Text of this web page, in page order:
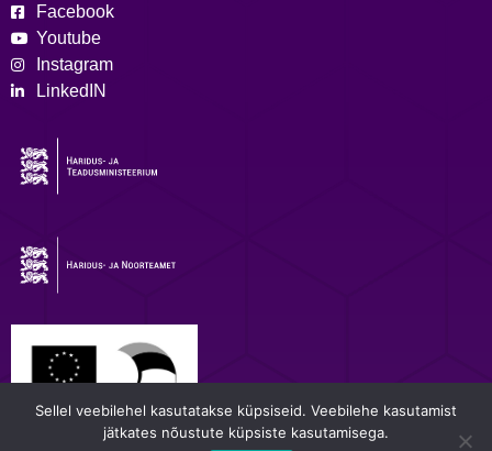
Facebook
Youtube
Instagram
LinkedIN
Sellel veebilehel kasutatakse küpsiseid. Veebilehe kasutamist
jätkates nõustute küpsiste kasutamisega.